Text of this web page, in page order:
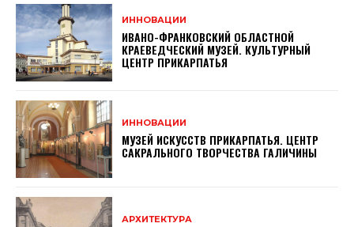
ИННОВАЦИИ
ИВАНО-ФРАНКОВСКИЙ ОБЛАСТНОЙ
КРАЕВЕДЧЕСКИЙ МУЗЕЙ. КУЛЬТУРНЫЙ
ЦЕНТР ПРИКАРПАТЬЯ
ИННОВАЦИИ
МУЗЕЙ ИСКУССТВ ПРИКАРПАТЬЯ. ЦЕНТР
САКРАЛЬНОГО ТВОРЧЕСТВА ГАЛИЧИНЫ
АРХИТЕКТУРА